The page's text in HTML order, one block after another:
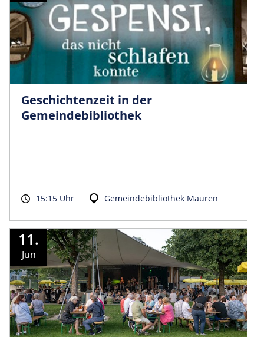
Geschichtenzeit in der
Gemeindebibliothek
15:15 Uhr Gemeindebibliothek Mauren
11.
Jun